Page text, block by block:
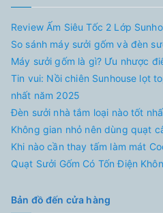
Review Ấm Siêu Tốc 2 Lớp
So sánh máy sưởi gốm và đèn
Máy sưởi gốm là gì? Ưu nhược
Tin vui: Nồi chiên Sunhouse lọt
nhất năm 2025
Đèn sưởi nhà tắm loại nào tốt
Không gian nhỏ nên dùng quạt
Khi nào cần thay tấm làm mát
Quạt Sưởi Gốm Có Tốn Điện
Bản đồ đến cửa hàng